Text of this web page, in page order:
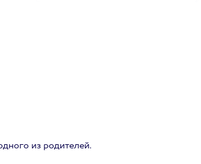
из родителей.